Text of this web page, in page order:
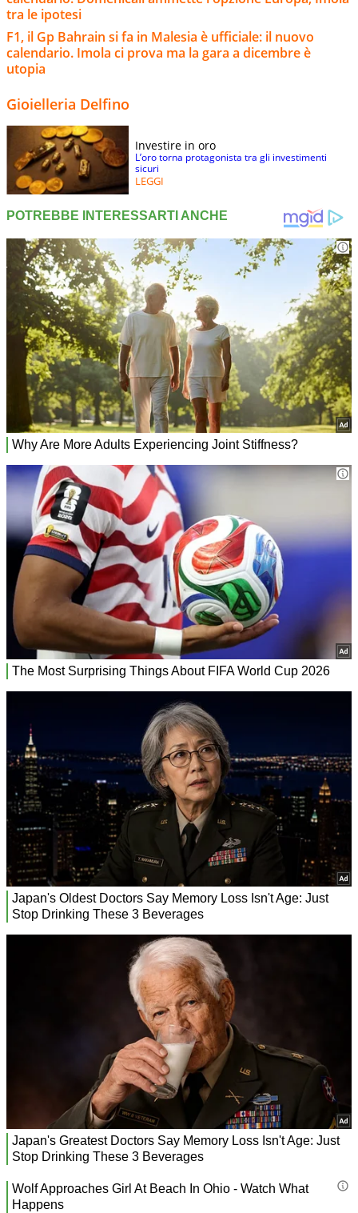
tra le ipotesi
F1, il Gp Bahrain si fa in Malesia è ufficiale: il nuovo
calendario. Imola ci prova ma la gara a dicembre è
utopia
Gioielleria Delfino
Investire in oro
L’oro torna protagonista tra gli investimenti
sicuri
LEGGI